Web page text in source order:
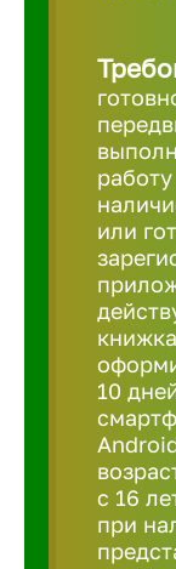
работу
или
10
с 16
при